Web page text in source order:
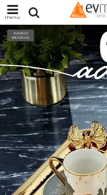
menü
KARGO
BEDAVA